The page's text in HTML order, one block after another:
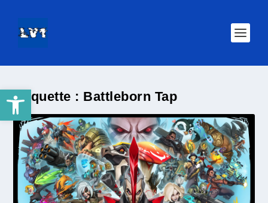
Ouvrir la barre d’outilsÉtiquette : Battleborn Tap